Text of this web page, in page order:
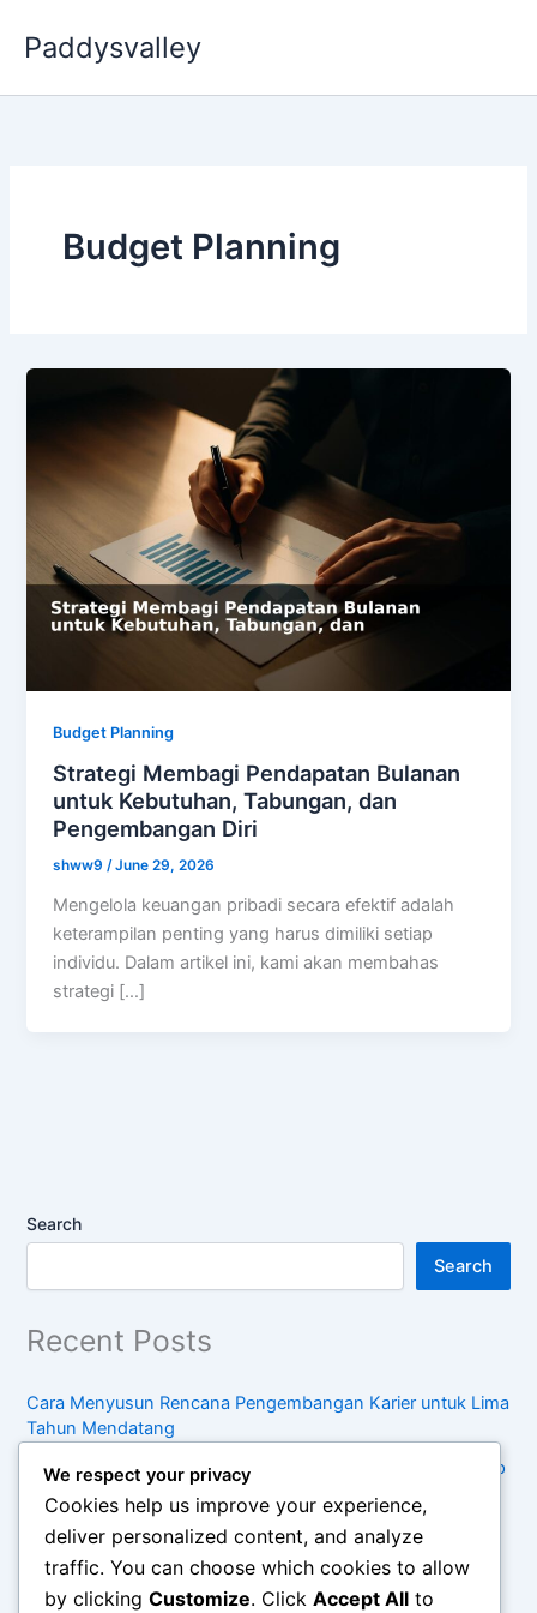
Paddysvalley
Budget Planning
Budget Planning
Strategi Membagi Pendapatan Bulanan
untuk Kebutuhan, Tabungan, dan
Pengembangan Diri
shww9/June 29, 2026
Mengelola keuangan pribadi secara efektif adalah
keterampilan penting yang harus dimiliki setiap
individu. Dalam artikel ini, kami akan membahas
strategi […]
Search
Search
Recent Posts
Cara Menyusun Rencana Pengembangan Karier untuk Lima
Tahun Mendatang
Kebiasaan Sederhana untuk Menjaga Keseimbangan Hidup
di Tengah Kesibukan
Pentingnya Konsumsi Sadar dalam Menghadapi Tren
Belanja Modern
Cara Mengelola Waktu Antara Pekerjaan, Keluarga, dan
We respect your privacy
Cookies help us improve your experience,
deliver personalized content, and analyze
traffic. You can choose which cookies to allow
by clicking Customize. Click Accept All to